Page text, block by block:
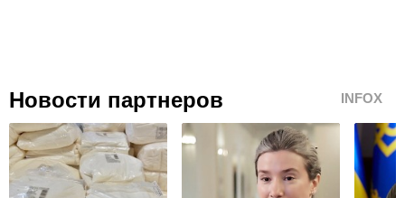
Новости партнеров INFOX